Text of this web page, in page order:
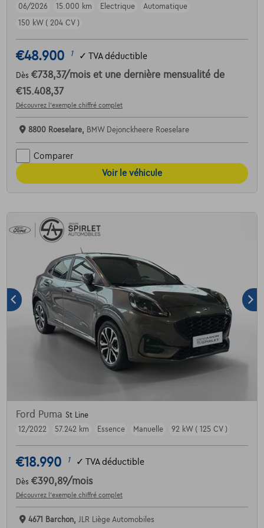
06/2026
15.000 km Electrique
Automatique
150 kW ( 204 CV )
€48.900 1 ✓ TVA déductible
Dès €738,37/mois et une dernière mensualité de
€15.408,37
Découvrez l’exemple chiffré complet
8800 Roeselare, BMW Dejonckheere Roeselare
Comparer
Voir le véhicule
Ford Puma St Line
12/2022
57.242 km Essence Manuelle 92 kW ( 125 CV )
€18.990 1 ✓ TVA déductible
Dès €390,89/mois
Découvrez l’exemple chiffré complet
4671 Barchon, JLR Liège Automobiles